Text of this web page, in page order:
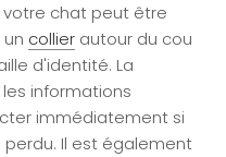
votre chat peut être
collier autour du cou
d'identité. La
informations
immédiatement si
Il est également